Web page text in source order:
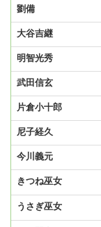
劉備
大谷吉継
明智光秀
武田信玄
片倉小十郎
尼子経久
今川義元
きつね巫女
うさぎ巫女